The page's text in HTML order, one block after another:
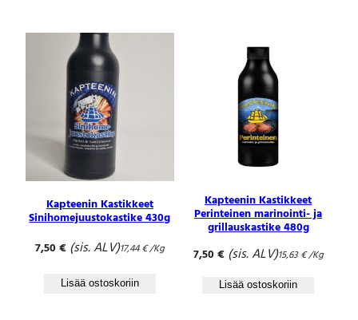
Kapteenin Kastikkeet
Sinihomejuustokastike 430g
7,50€ (sis. ALV)17,44€/Kg
Lisää ostoskoriin
Kapteenin Kastikkeet
Perinteinen marinointi- ja
grillauskastike 480g
7,50€ (sis. ALV)15,63€/Kg
Lisää ostoskoriin